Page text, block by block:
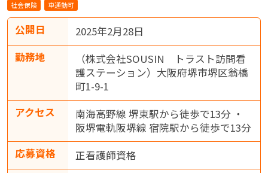
社会保険 車通勤可
公開日
2025年2月28日
勤務地
（株式会社SOUSIN トラスト訪問看
護ステーション）大阪府堺市堺区翁橋
町1-9-1
アクセス
南海高野線 堺東駅から徒歩で13分 ・
阪堺電軌阪堺線 宿院駅から徒歩で13分
応募資格
正看護師資格